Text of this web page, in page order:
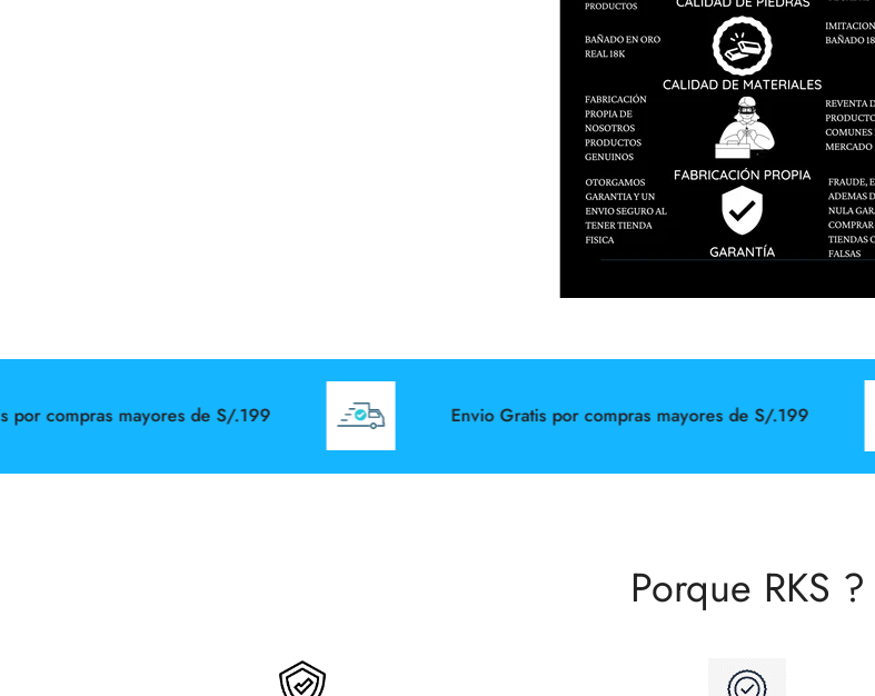
compras mayores de S/.199 Envio Gratis por compras mayores de S/.199
Porque RKS ?